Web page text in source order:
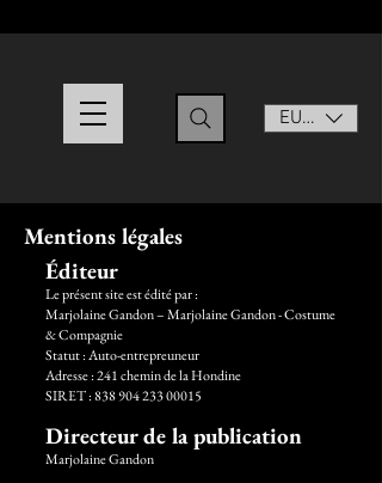
EUR (€)
Mentions légales
Éditeur
Le présent site est édité par :
Marjolaine Gandon – Marjolaine Gandon - Costume
& Compagnie
Statut : Auto-entrepreuneur
Adresse : 241 chemin de la Hondine
SIRET : 838 904 233 00015
Directeur de la publication
Marjolaine Gandon